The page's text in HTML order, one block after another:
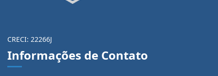
CRECI: 22266J
Informações de Contato